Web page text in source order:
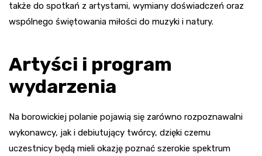
także do spotkań z artystami, wymiany doświadczeń oraz
wspólnego świętowania miłości do muzyki i natury.
Artyści i program
wydarzenia
Na borowickiej polanie pojawią się zarówno rozpoznawalni
wykonawcy, jak i debiutujący twórcy, dzięki czemu
uczestnicy będą mieli okazję poznać szerokie spektrum